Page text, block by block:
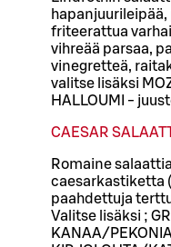
friteerattua
vihreää parsaa,
vinegretteä,
valitse lisäksi
HALLOUMI -
CAESAR
Romaine
caesarkastiketta
paahdettuja
Valitse lisäksi ;
KANAA/